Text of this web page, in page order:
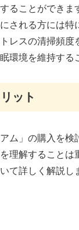
ることができま
される方には特
レスの清掃頻度
環境を維持する
ット
ム」の購入を
理解することは
て詳しく解説し